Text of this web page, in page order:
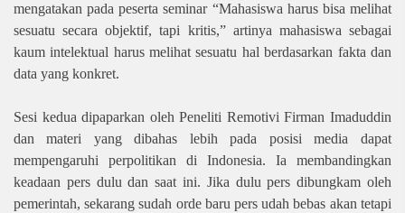
mengatakan pada peserta seminar “Mahasiswa harus bisa melihat
sesuatu secara objektif, tapi kritis,” artinya mahasiswa sebagai
kaum intelektual harus melihat sesuatu hal berdasarkan fakta dan
data yang konkret.
Sesi kedua dipaparkan oleh Peneliti Remotivi Firman Imaduddin
dan materi yang dibahas lebih pada posisi media dapat
mempengaruhi perpolitikan di Indonesia. Ia membandingkan
keadaan pers dulu dan saat ini. Jika dulu pers dibungkam oleh
pemerintah, sekarang sudah orde baru pers udah bebas akan tetapi